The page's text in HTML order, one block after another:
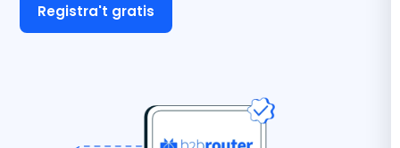
Registra't gratis